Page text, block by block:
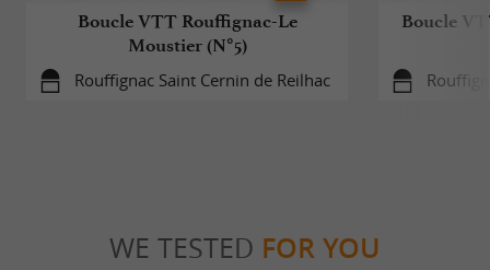
Boucle VTT Rouffignac-Le
Moustier (N°5)
Rouffignac Saint Cernin de Reilhac
Boucle
WE TESTED FOR YOU